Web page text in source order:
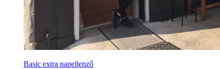
Basic extra napellenző